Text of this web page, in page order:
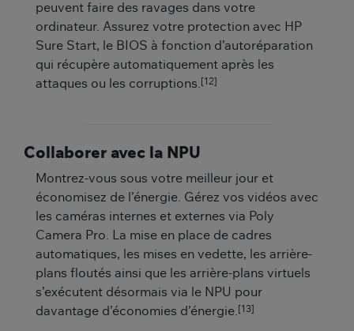
peuvent faire des ravages dans votre
ordinateur. Assurez votre protection avec HP
Sure Start, le BIOS à fonction d’autoréparation
qui récupère automatiquement après les
attaques ou les corruptions. [12]
Collaborer avec la NPU
Montrez-vous sous votre meilleur jour et
économisez de l’énergie. Gérez vos vidéos avec
les caméras internes et externes via Poly
Camera Pro. La mise en place de cadres
automatiques, les mises en vedette, les arrière-
plans floutés ainsi que les arrière-plans virtuels
s’exécutent désormais via le NPU pour
davantage d’économies d’énergie. [13]